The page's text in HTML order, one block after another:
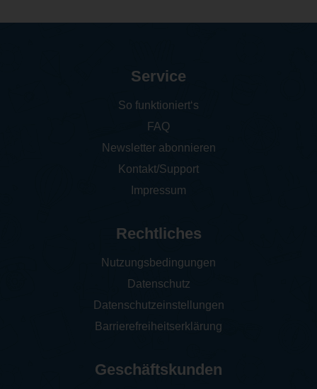
Service
So funktioniert‘s
FAQ
Newsletter abonnieren
Kontakt/Support
Impressum
Rechtliches
Nutzungsbedingungen
Datenschutz
Datenschutzeinstellungen
Barrierefreiheitserklärung
Geschäftskunden